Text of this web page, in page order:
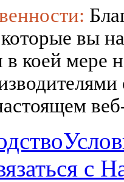
вы
коей мере
с